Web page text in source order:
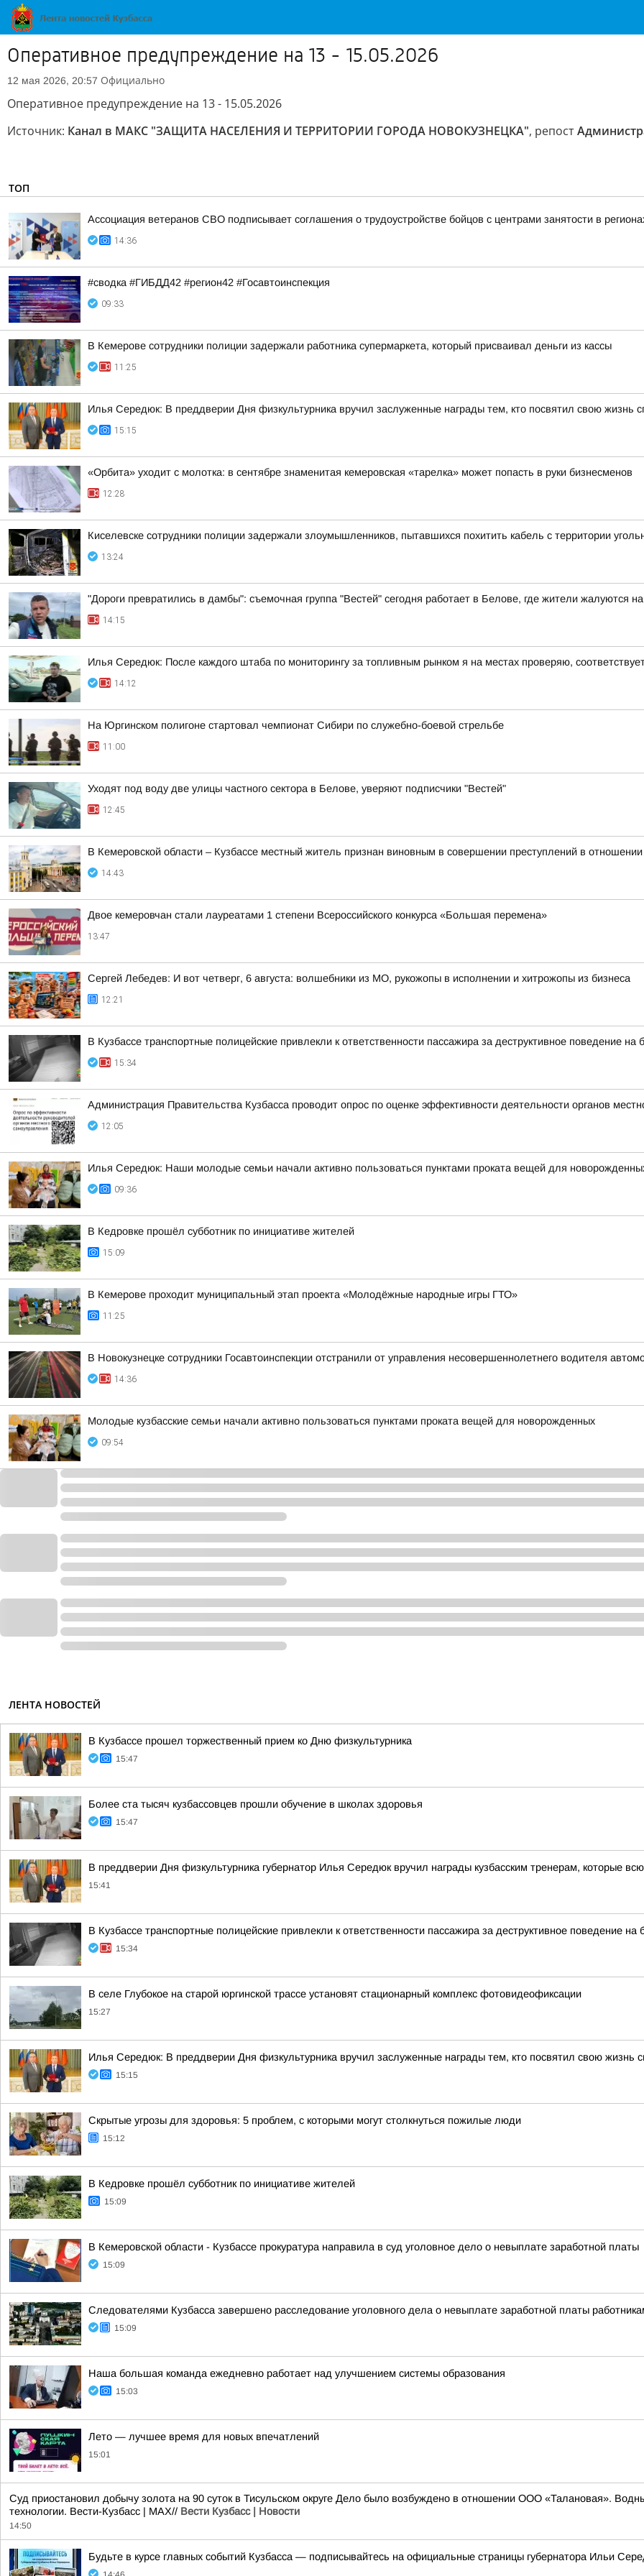
Оперативное предупреждение на 13 - 15.05.2026
12 мая 2026, 20:57 Официально
Оперативное предупреждение на 13 - 15.05.2026
Источник: Канал в МАКС "ЗАЩИТА НАСЕЛЕНИЯ И ТЕРРИТОРИИ ГОРОДА НОВОКУЗНЕЦКА", репост
ТОП
Ассоциация ветеранов СВО подписывает соглашения о трудоустройстве бойцов с центрами занятости в
14:36
#сводка #ГИБДД42 #регион42 #Госавтоинспекция
09:33
В Кемерове сотрудники полиции задержали работника супермаркета, который присваивал деньги из кассы
11:25
Илья Середюк: В преддверии Дня физкультурника вручил заслуженные награды тем, кто посвятил свою жизнь
15:15
«Орбита» уходит с молотка: в сентябре знаменитая кемеровская «тарелка» может попасть в руки бизнесменов
12:28
Киселевске сотрудники полиции задержали злоумышленников, пытавшихся похитить кабель с территории
13:24
"Дороги превратились в дамбы": съемочная группа "Вестей" сегодня работает в Белове, где жители жалуются
14:15
Илья Середюк: После каждого штаба по мониторингу за топливным рынком я на местах проверяю,
14:12
На Юргинском полигоне стартовал чемпионат Сибири по служебно-боевой стрельбе
11:00
Уходят под воду две улицы частного сектора в Белове, уверяют подписчики "Вестей"
12:45
В Кемеровской области – Кузбассе местный житель признан виновным в совершении преступлений в
14:43
Двое кемеровчан стали лауреатами 1 степени Всероссийского конкурса «Большая перемена»
13:47
Сергей Лебедев: И вот четверг, 6 августа: волшебники из МО, рукожопы в исполнении и хитрожопы из бизнеса
12:21
В Кузбассе транспортные полицейские привлекли к ответственности пассажира за деструктивное поведение на
15:34
Администрация Правительства Кузбасса проводит опрос по оценке эффективности деятельности органов
12:05
Илья Середюк: Наши молодые семьи начали активно пользоваться пунктами проката вещей для
09:36
В Кедровке прошёл субботник по инициативе жителей
15:09
В Кемерове проходит муниципальный этап проекта «Молодёжные народные игры ГТО»
11:25
В Новокузнецке сотрудники Госавтоинспекции отстранили от управления несовершеннолетнего водителя
14:36
Молодые кузбасские семьи начали активно пользоваться пунктами проката вещей для новорожденных
09:54
ЛЕНТА НОВОСТЕЙ
В Кузбассе прошел торжественный прием ко Дню физкультурника
15:47
Более ста тысяч кузбассовцев прошли обучение в школах здоровья
15:47
В преддверии Дня физкультурника губернатор Илья Середюк вручил награды кузбасским тренерам, которые
15:41
В Кузбассе транспортные полицейские привлекли к ответственности пассажира за деструктивное поведение на
15:34
В селе Глубокое на старой юргинской трассе установят стационарный комплекс фотовидеофиксации
15:27
Илья Середюк: В преддверии Дня физкультурника вручил заслуженные награды тем, кто посвятил свою жизнь
15:15
Скрытые угрозы для здоровья: 5 проблем, с которыми могут столкнуться пожилые люди
15:12
В Кедровке прошёл субботник по инициативе жителей
15:09
В Кемеровской области - Кузбассе прокуратура направила в суд уголовное дело о невыплате заработной платы
15:09
Следователями Кузбасса завершено расследование уголовного дела о невыплате заработной платы
15:09
Наша большая команда ежедневно работает над улучшением системы образования
15:03
Лето — лучшее время для новых впечатлений
15:01
Суд приостановил добычу золота на 90 суток в Тисульском округе Дело было возбуждено в отношении ООО «Талановая».
технологии. Вести-Кузбасс | MAX// Вести Кузбасс | Новости
14:50
Будьте в курсе главных событий Кузбасса — подписывайтесь на официальные страницы губернатора Ильи